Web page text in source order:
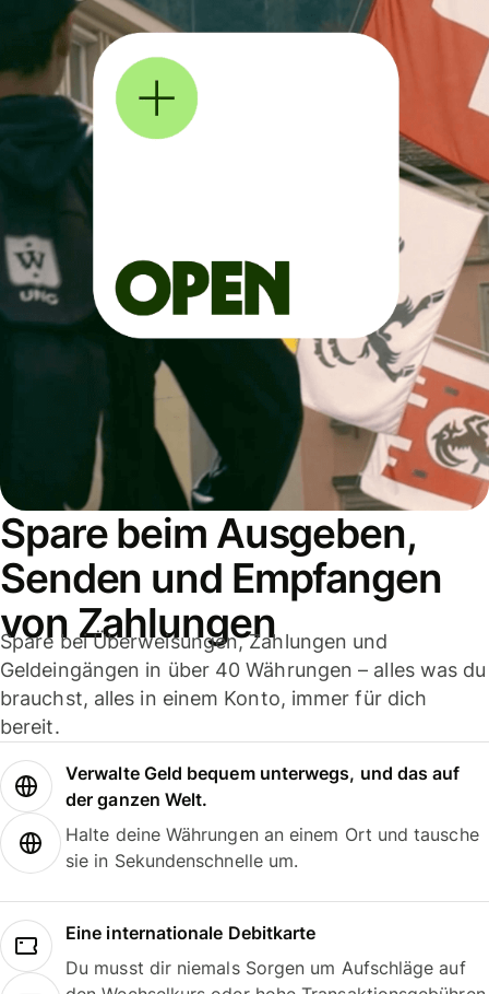
Spare beim Ausgeben,
Senden und Empfangen
von Zahlungen
Spare bei Überweisungen, Zahlungen und
Geldeingängen in über 40 Währungen – alles was du
brauchst, alles in einem Konto, immer für dich
bereit.
Verwalte Geld bequem unterwegs, und das auf
der ganzen Welt.
Halte deine Währungen an einem Ort und tausche
sie in Sekundenschnelle um.
Eine internationale Debitkarte
Du musst dir niemals Sorgen um Aufschläge auf